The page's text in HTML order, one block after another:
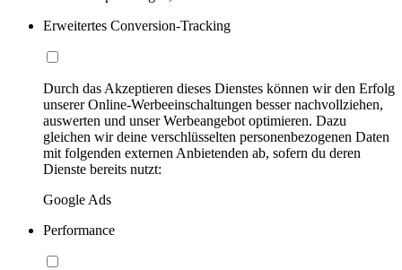
Erweitertes Conversion-Tracking
Durch das Akzeptieren dieses Dienstes können wir den Erfolg
unserer Online-Werbeeinschaltungen besser nachvollziehen,
auswerten und unser Werbeangebot optimieren. Dazu
gleichen wir deine verschlüsselten personenbezogenen Daten
mit folgenden externen Anbietenden ab, sofern du deren
Dienste bereits nutzt:
Google Ads
Performance